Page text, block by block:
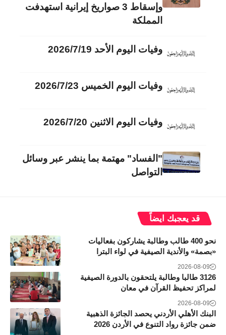
وإسقاط 3 صواريخ إيرانية استهدفت
المملكة
وفيات اليوم الأحد 2026/7/19
وفيات اليوم الخميس 2026/7/23
وفيات اليوم الاثنين 2026/7/20
"الفساد" مهتمة بما ينشر عبر وسائل
التواصل
قد يعجبك ايضاً
نحو 400 طالب وطالبة يشاركون بفعاليات
«بصمة» والأندية الصيفية في لواء البترا
2026-08-09
3126 طالبا وطالبة يلتحقون بالدورة الصيفية
لمراكز تحفيظ القرآن في معان
2026-08-09
البنك الأهلي الأردني يحصد الجائزة الذهبية
ضمن جائزة رواد التنوع في الأردن 2026